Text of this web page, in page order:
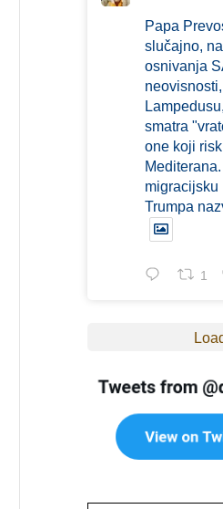
Papa
slučajno,
osnivanja
smatra
one koji
migracijsku
Trumpa
1